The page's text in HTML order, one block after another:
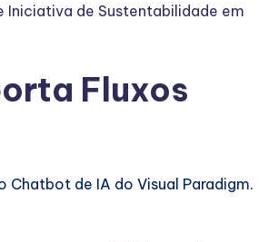
Iniciativa de Sustentabilidade em
Fluxos
Chatbot de IA do Visual Paradigm.